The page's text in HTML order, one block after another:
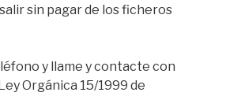
sin pagar de los ficheros
y llame y contacte con
Orgánica 15/1999 de